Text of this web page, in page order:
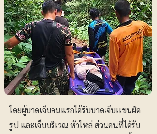
โดยผู้บาดเจ็บคนแรกได้รับบาดเจ็บเเขนผิด
รูป และเจ็บบริเวณ หัวไหล่ ส่วนคนที่ได้รับ